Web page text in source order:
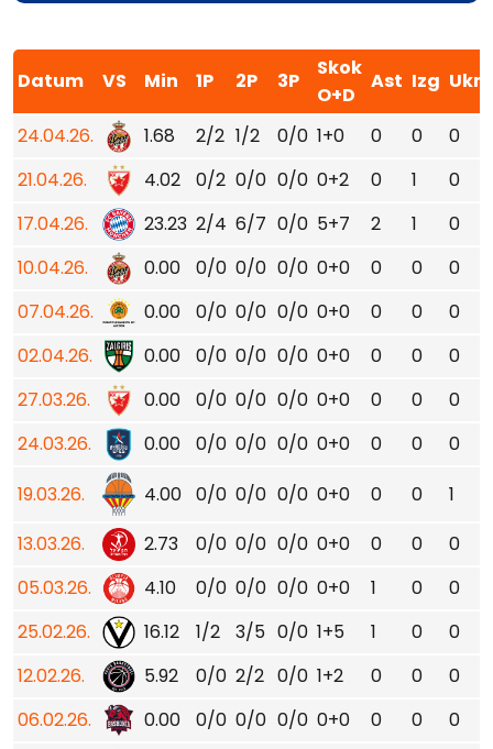
Datum VS Min 1P 2P 3P
Skok
O+D
Ast Izg Ukr
24.04.26. 1.68 2/2 1/2 0/0 1+0 0 0 0
21.04.26.
4.02 0/2 0/0 0/0 0+2 0 1 0
17.04.26.
23.23 2/4 6/7 0/0 5+7 2 1 0
10.04.26.
0.00 0/0 0/0 0/0 0+0 0 0 0
07.04.26.
0.00 0/0 0/0 0/0 0+0 0 0 0
02.04.26.
0.00 0/0 0/0 0/0 0+0 0 0 0
27.03.26.
0.00 0/0 0/0 0/0 0+0 0 0 0
24.03.26.
0.00 0/0 0/0 0/0 0+0 0 0 0
19.03.26.
4.00 0/0 0/0 0/0 0+0 0 0 1
13.03.26.
2.73 0/0 0/0 0/0 0+0 0 0 0
05.03.26.
4.10 0/0 0/0 0/0 0+0 1 0 0
25.02.26.
16.12 1/2 3/5 0/0 1+5 1 0 0
12.02.26.
5.92 0/0 2/2 0/0 1+2 0 0 0
06.02.26.
0.00 0/0 0/0 0/0 0+0 0 0 0